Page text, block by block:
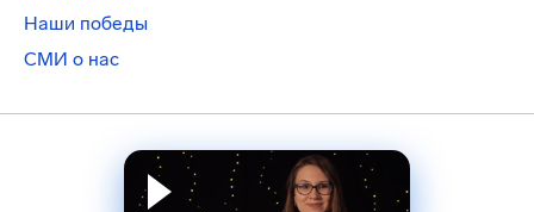
Наши победы
СМИ о нас